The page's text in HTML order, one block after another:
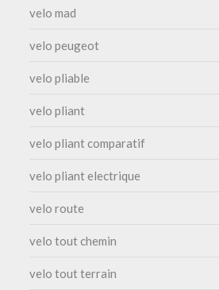
velo mad
velo peugeot
velo pliable
velo pliant
velo pliant comparatif
velo pliant electrique
velo route
velo tout chemin
velo tout terrain